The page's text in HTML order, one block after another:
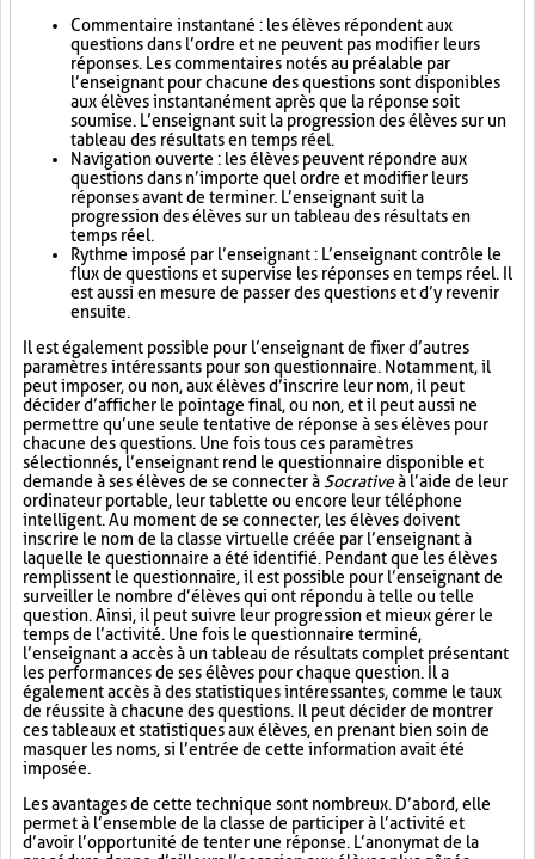
Commentaire instantané : les élèves répondent aux
questions dans l’ordre et ne peuvent pas modifier leurs
réponses. Les commentaires notés au préalable par
l’enseignant pour chacune des questions sont disponibles
aux élèves instantanément après que la réponse soit
soumise. L’enseignant suit la progression des élèves sur un
tableau des résultats en temps réel.
Navigation ouverte : les élèves peuvent répondre aux
questions dans n’importe quel ordre et modifier leurs
réponses avant de terminer. L’enseignant suit la
progression des élèves sur un tableau des résultats en
temps réel.
Rythme imposé par l’enseignant : L’enseignant contrôle le
flux de questions et supervise les réponses en temps réel. Il
est aussi en mesure de passer des questions et d’y revenir
ensuite.
Il est également possible pour l’enseignant de fixer d’autres
paramètres intéressants pour son questionnaire. Notamment, il
peut imposer, ou non, aux élèves d’inscrire leur nom, il peut
décider d’afficher le pointage final, ou non, et il peut aussi ne
permettre qu’une seule tentative de réponse à ses élèves pour
chacune des questions. Une fois tous ces paramètres
sélectionnés, l’enseignant rend le questionnaire disponible et
demande à ses élèves de se connecter à Socrativeà l’aide de leur
ordinateur portable, leur tablette ou encore leur téléphone
intelligent. Au moment de se connecter, les élèves doivent
inscrire le nom de la classe virtuelle créée par l’enseignant à
laquelle le questionnaire a été identifié. Pendant que les élèves
remplissent le questionnaire, il est possible pour l’enseignant de
surveiller le nombre d’élèves qui ont répondu à telle ou telle
question. Ainsi, il peut suivre leur progression et mieux gérer le
temps de l’activité. Une fois le questionnaire terminé,
l’enseignant a accès à un tableau de résultats complet présentant
les performances de ses élèves pour chaque question. Il a
également accès à des statistiques intéressantes, comme le taux
de réussite à chacune des questions. Il peut décider de montrer
ces tableaux et statistiques aux élèves, en prenant bien soin de
masquer les noms, si l’entrée de cette information avait été
imposée.
Les avantages de cette technique sont nombreux. D’abord, elle
permet à l’ensemble de la classe de participer à l’activité et
d’avoir l’opportunité de tenter une réponse. L’anonymat de la